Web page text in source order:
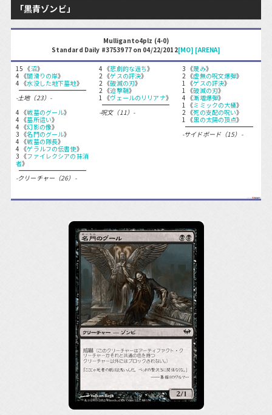
「黒青ゾンビ」
Mulliganto4plz (4-0)
Standard Daily #3753977 on 04/22/2012[MO] [ARENA]
15 《沼》
4 《闇滑りの岸》
4 《水没した地下墓地》
-土地（23）-
4 《戦墓のグール》
4 《墓所這い》
4 《幻影の像》
3 《名門のグール》
4 《戦墓の隊長》
4 《ゲラルフの伝書使》
3 《ファイレクシアの抹消
者》
-クリーチャー（26）-
4 《悲劇的な過ち》
2 《ゲスの評決》
2 《破滅の刃》
2 《迫撃鞘》
1 《ヴェールのリリアナ》
-呪文（11）-
3 《蔑み》
2 《虚無の呪文爆弾》
1 《ゲスの評決》
1 《破滅の刃》
4 《漸増爆弾》
1 《ミミックの大桶》
2 《死の支配の呪い》
1 《黒の太陽の頂点》
-サイドボード（15）-